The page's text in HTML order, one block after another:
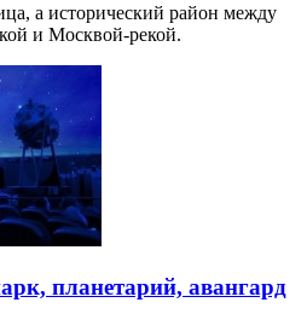
а исторический район между
и Москвой-рекой.
планетарий, авангард